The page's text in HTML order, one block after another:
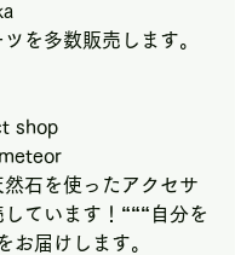
を多数販売します。
shop
石を使ったアクセサ
ています！“““自分を
お届けします。